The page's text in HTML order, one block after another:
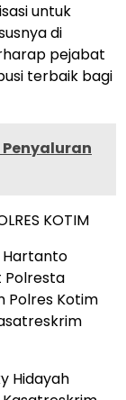
untuk
di
pejabat
terbaik bagi
KOTIM
Hartanto
Polresta
Polres Kotim
Hidayah